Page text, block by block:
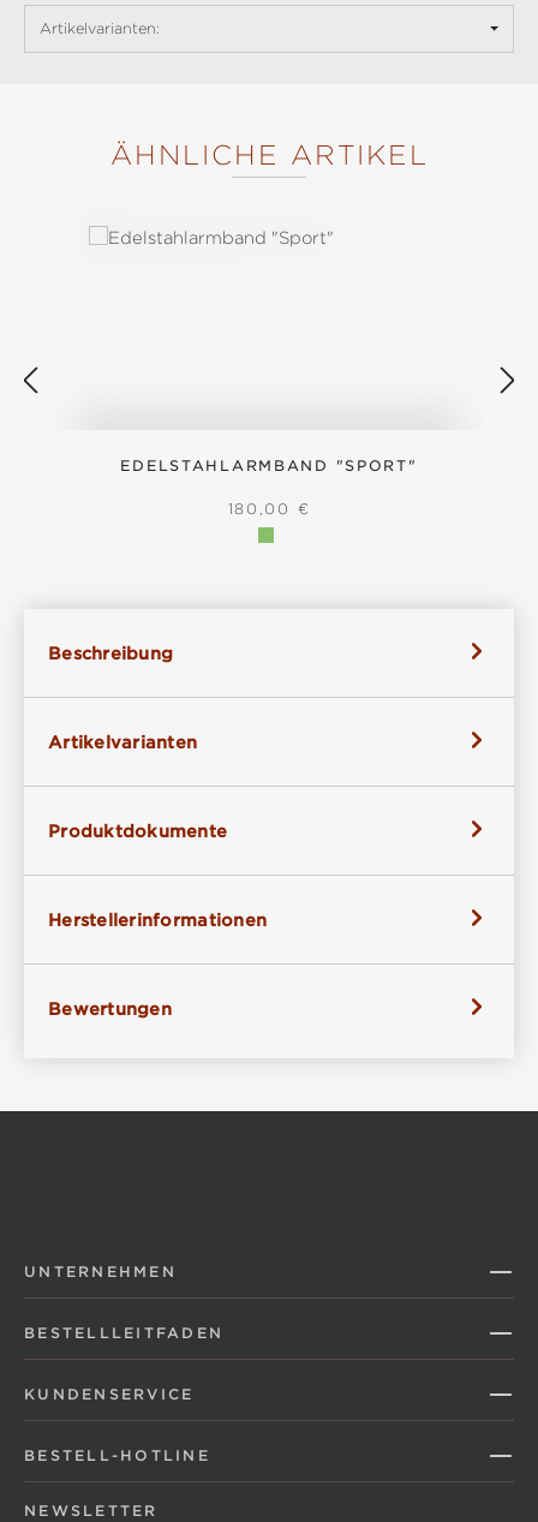
Artikelvarianten:
ÄHNLICHE ARTIKEL
EDELSTAHLARMBAND "SPORT"
REGULÄRER PREIS:
180,00 €
Beschreibung
Artikelvarianten
Produktdokumente
Herstellerinformationen
Bewertungen
UNTERNEHMEN
BESTELLLEITFADEN
KUNDENSERVICE
BESTELL-HOTLINE
NEWSLETTER